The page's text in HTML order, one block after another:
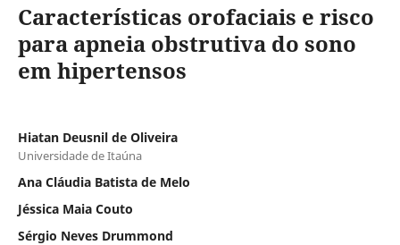
Características orofaciais e risco
para apneia obstrutiva do sono
em hipertensos
Hiatan Deusnil de Oliveira
Universidade de Itaúna
Ana Cláudia Batista de Melo
Jéssica Maia Couto
Sérgio Neves Drummond